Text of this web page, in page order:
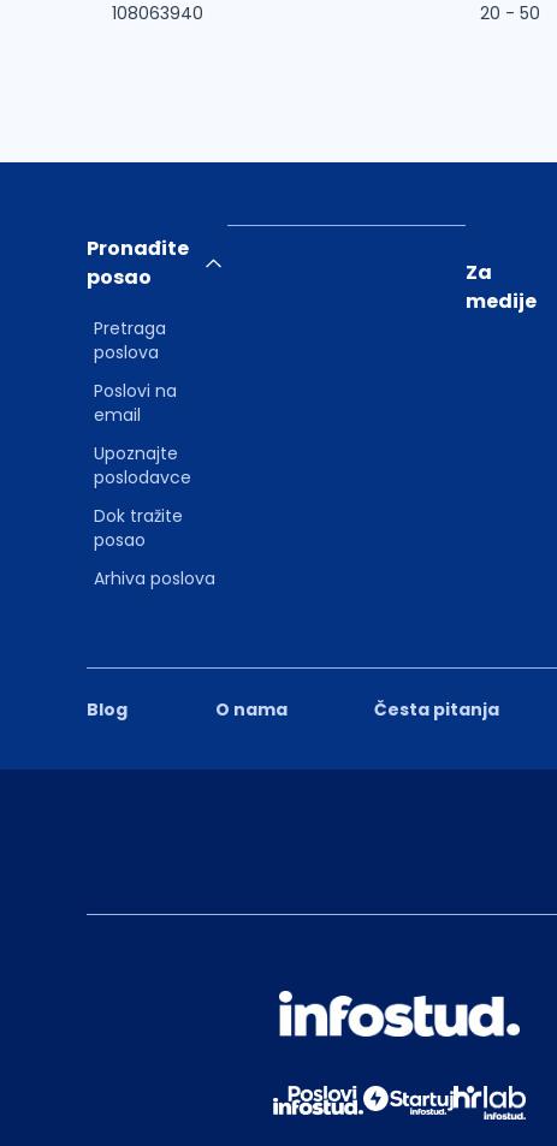
108063940 20 - 50
Blog O nama Česta pitanja
Pronađite
posao
Pretraga
poslova
Poslovi na
email
Upoznajte
poslodavce
Dok tražite
posao
Arhiva poslova
Za
medije